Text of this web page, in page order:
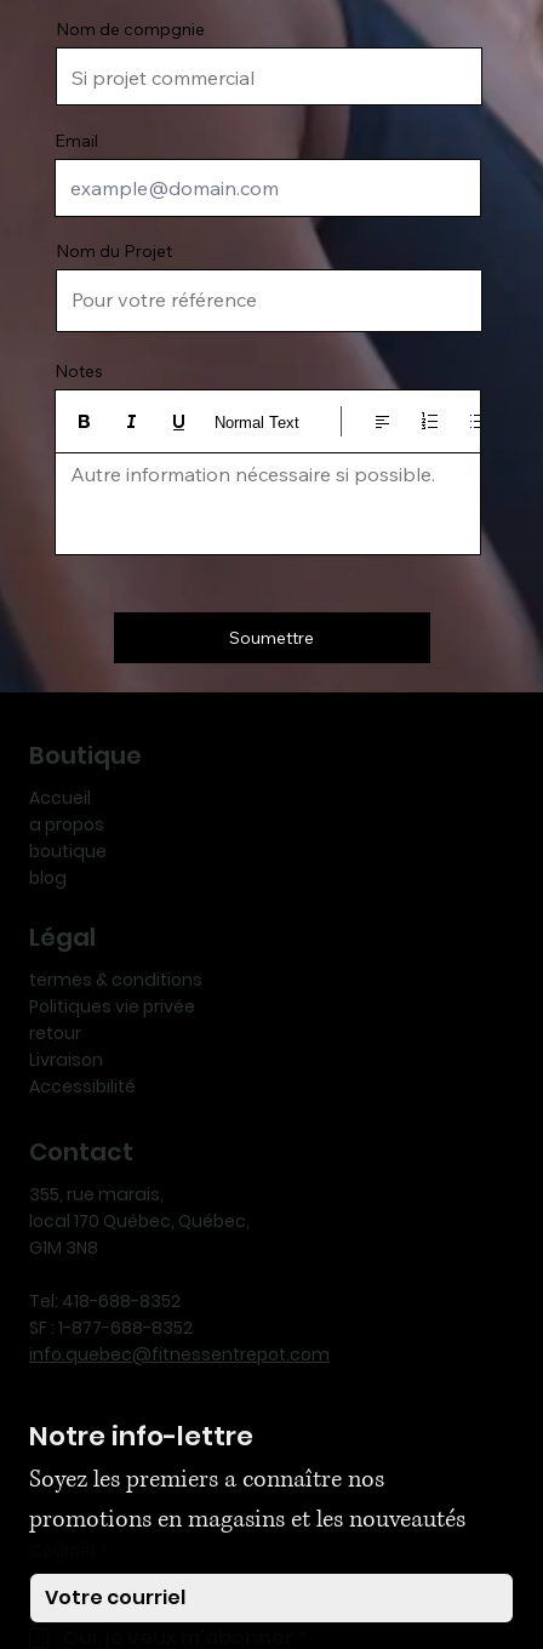
Email
Nom de compgnie
Nom du Projet
Soumettre
Notes
Autre information nécessaire si possible.
Normal Text
Boutique
Accueil
a propos
boutique
blog
Légal
termes & conditions
Politiques vie privée
retour
Livraison
Accessibilité
Contact
355, rue marais,
local 170 Québec, Québec,
G1M 3N8
Tel: 418-688-8352
SF : 1-877-688-8352
info.quebec@fitnessentrepot.com
Notre info-lettre
Soyez les premiers a connaître nos
promotions en magasins et les nouveautés